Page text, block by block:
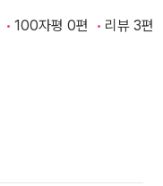
100자평 0편 리뷰 3편